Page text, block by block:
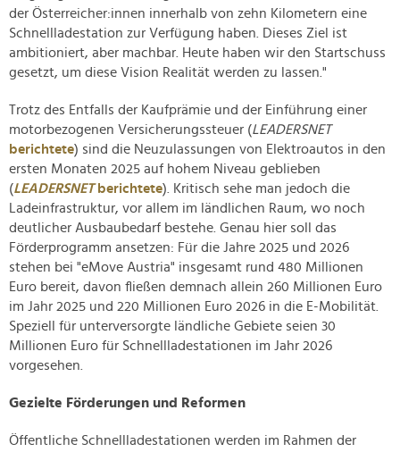
der Österreicher:innen innerhalb von zehn Kilometern eine
Schnellladestation zur Verfügung haben. Dieses Ziel ist
ambitioniert, aber machbar. Heute haben wir den Startschuss
gesetzt, um diese Vision Realität werden zu lassen."
Trotz des Entfalls der Kaufprämie und der Einführung einer
motorbezogenen Versicherungssteuer (LEADERSNET
berichtete) sind die Neuzulassungen von Elektroautos in den
ersten Monaten 2025 auf hohem Niveau geblieben
(LEADERSNETberichtete). Kritisch sehe man jedoch die
Ladeinfrastruktur, vor allem im ländlichen Raum, wo noch
deutlicher Ausbaubedarf bestehe. Genau hier soll das
Förderprogramm ansetzen: Für die Jahre 2025 und 2026
stehen bei "eMove Austria" insgesamt rund 480 Millionen
Euro bereit, davon fließen demnach allein 260 Millionen Euro
im Jahr 2025 und 220 Millionen Euro 2026 in die E-Mobilität.
Speziell für unterversorgte ländliche Gebiete seien 30
Millionen Euro für Schnellladestationen im Jahr 2026
vorgesehen.
Gezielte Förderungen und Reformen
Öffentliche Schnellladestationen werden im Rahmen der